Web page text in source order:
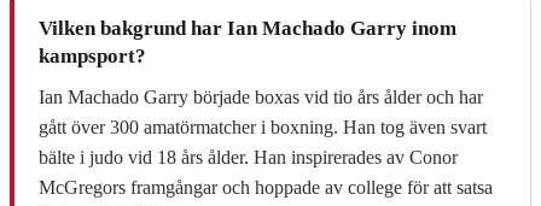
Vilken bakgrund har Ian Machado Garry inom
kampsport?
Ian Machado Garry började boxas vid tio års ålder och har
gått över 300 amatörmatcher i boxning. Han tog även svart
bälte i judo vid 18 års ålder. Han inspirerades av Conor
McGregors framgångar och hoppade av college för att satsa